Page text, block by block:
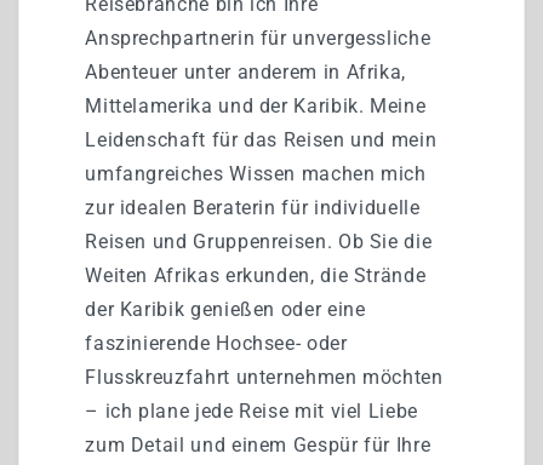
Ansprechpartnerin für unvergessliche
Abenteuer unter anderem in Afrika,
Mittelamerika und der Karibik. Meine
Leidenschaft für das Reisen und mein
umfangreiches Wissen machen mich
zur idealen Beraterin für individuelle
Reisen und Gruppenreisen. Ob Sie die
Weiten Afrikas erkunden, die Strände
der Karibik genießen oder eine
faszinierende Hochsee- oder
Flusskreuzfahrt unternehmen möchten
– ich plane jede Reise mit viel Liebe
zum Detail und einem Gespür für Ihre